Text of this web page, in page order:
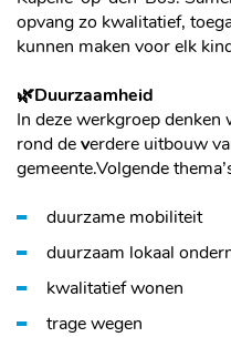
opvang zo kwalitatief,
kunnen maken voor elk
🌿Duurzaamheid
In deze werkgroep
rond deverdere uitbouw
gemeente.Volgende
duurzame mobiliteit
duurzaam lokaal
kwalitatief wonen
trage wegen